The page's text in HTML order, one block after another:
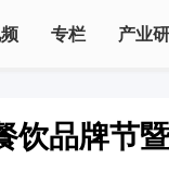
专栏 产业
饮品牌节